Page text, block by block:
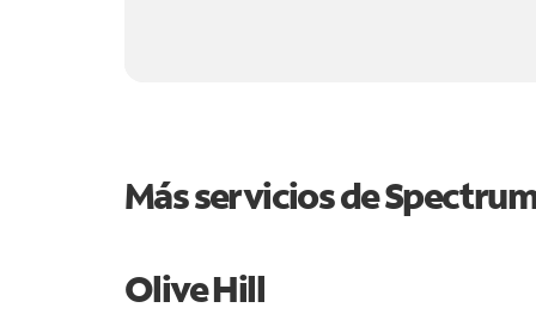
Más servicios de
Olive Hill